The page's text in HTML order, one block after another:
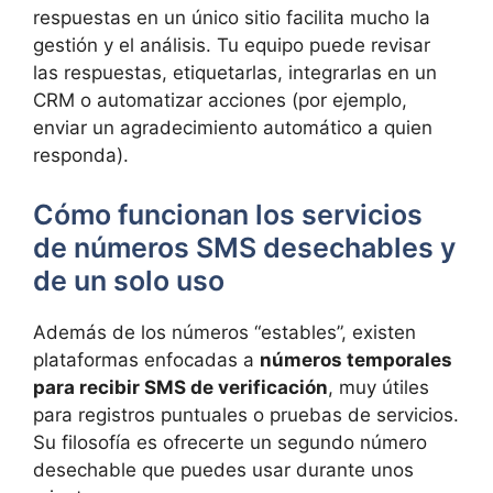
respuestas en un único sitio facilita mucho la
gestión y el análisis. Tu equipo puede revisar
las respuestas, etiquetarlas, integrarlas en un
CRM o automatizar acciones (por ejemplo,
enviar un agradecimiento automático a quien
responda).
Cómo funcionan los servicios
de números SMS desechables y
de un solo uso
Además de los números “estables”, existen
plataformas enfocadas a números temporales
para recibir SMS de verificación, muy útiles
para registros puntuales o pruebas de servicios.
Su filosofía es ofrecerte un segundo número
desechable que puedes usar durante unos